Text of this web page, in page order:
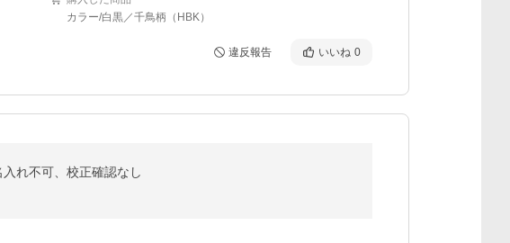
カラー/白黒／千鳥柄（HBK）
違反報告 いいね 0
れ不可、校正確認なし